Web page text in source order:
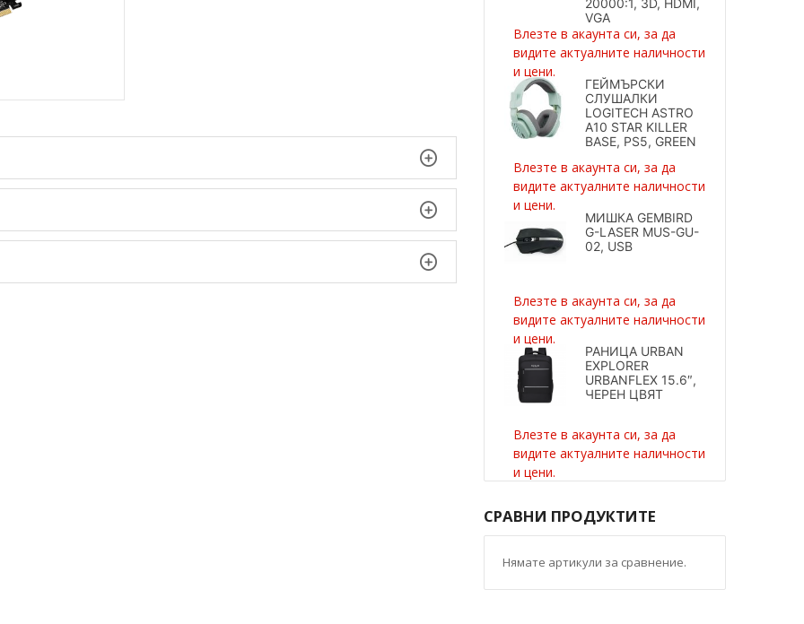
20000:1, 3D, HDMI,
VGA
Влезте в акаунта си, за да
видите актуалните наличности
и цени.
ГЕЙМЪРСКИ
СЛУШАЛКИ
LOGITECH ASTRO
A10 STAR KILLER
BASE, PS5, GREEN
Влезте в акаунта си, за да
видите актуалните наличности
и цени.
МИШКА GEMBIRD
G-LASER MUS-GU-
02, USB
Влезте в акаунта си, за да
видите актуалните наличности
и цени.
РАНИЦА URBAN
EXPLORER
URBANFLEX 15.6″,
ЧЕРЕН ЦВЯТ
Влезте в акаунта си, за да
видите актуалните наличности
и цени.
СРАВНИ ПРОДУКТИТЕ
Нямате артикули за сравнение.